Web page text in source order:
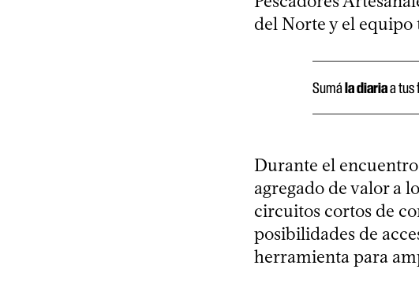
del Norte y el
Sumála diariaa tus
Durante el
agregado de valor a
circuitos cortos de
posibilidades de
herramienta para